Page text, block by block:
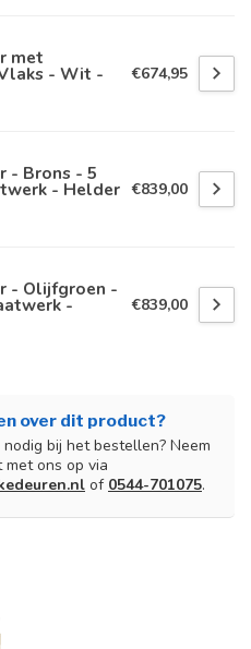
met
- Wit - €674,95
- Brons - 5
- Helder €839,00
- Olijfgroen -
- €839,00
over dit product?
bij het bestellen? Neem
ons op via
of 0544-701075.